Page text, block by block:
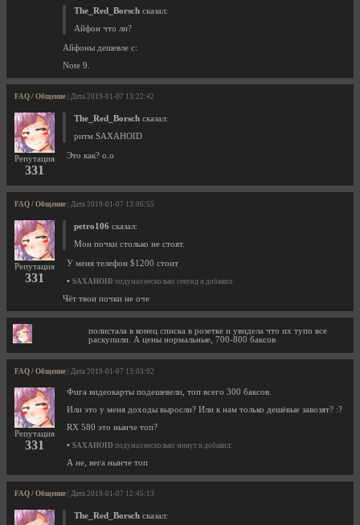
The_Red_Borsch сказал:
Айфон что ли?
Айфоны дешевле c:
Note 9.
FAQ / Общение | Дата 2019-01-07 13:22:42
Репутация
331
The_Red_Borsch сказал:
ритм SAXAHOID
Это как? o.o
FAQ / Общение | Дата 2019-01-07 13:06:55
Репутация
331
petro106 сказал:
Мои почки столько не стоят.
У меня телефон $1200 стоит
• SAXAHOID подумал несколько секунд и добавил:
Чёт твои почки не оче
полистала в конец списка в розетке и увидела что их тупо все
раскупили. А цены нормальные, 700-800 баксов
FAQ / Общение | Дата 2019-01-07 13:03:02
Репутация
331
Фига видеокарты подешевели, топ всего 300 баксов.
Или это у меня доходы выросли? Или к нам только дешёвые завозят? :?
RX 580 это нынче топ?
• SAXAHOID подумал несколько минут и добавил:
А не, вега нынче топ
FAQ / Общение | Дата 2019-01-07 12:45:13
The_Red_Borsch сказал: